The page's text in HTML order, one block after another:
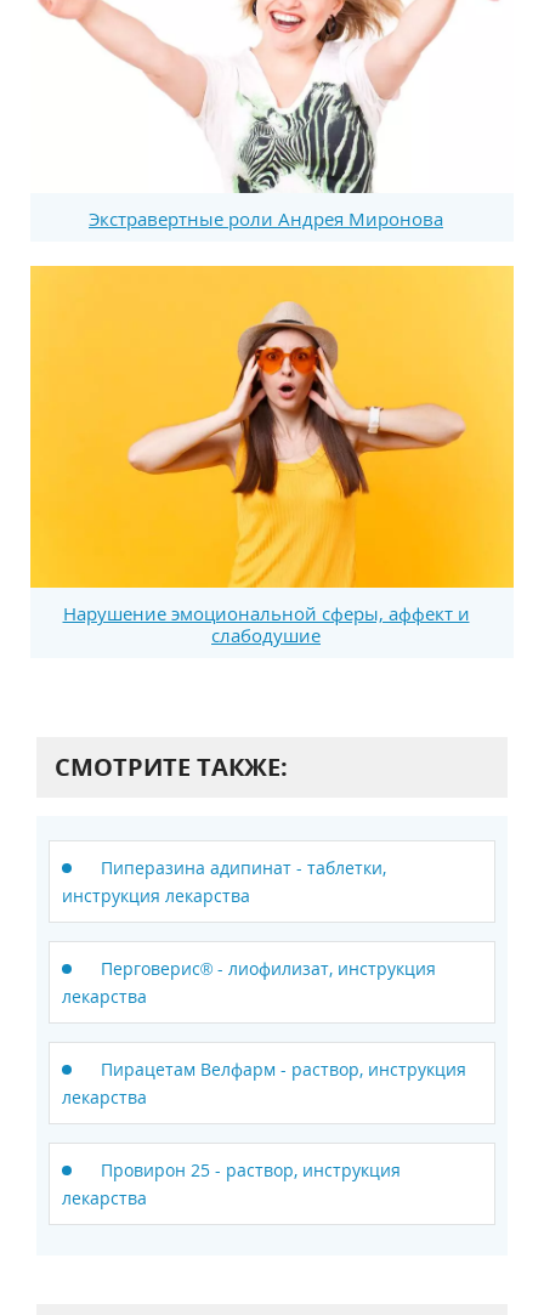
Экстравертные роли Андрея Миронова
Нарушение эмоциональной сферы, аффект и
слабодушие
СМОТРИТЕ ТАКЖЕ:
Пиперазина адипинат - таблетки,
инструкция лекарства
Перговерис® - лиофилизат, инструкция
лекарства
Пирацетам Велфарм - раствор, инструкция
лекарства
Провирон 25 - раствор, инструкция
лекарства